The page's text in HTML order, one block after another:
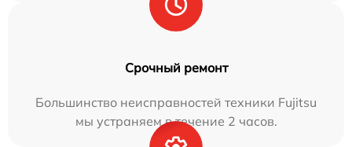
Срочный ремонт
Большинство неисправностей техники Fujitsu
мы устраняем в течение 2 часов.